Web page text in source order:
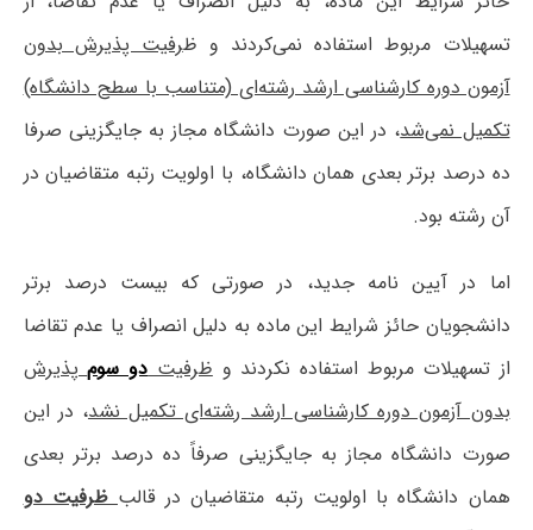
تسهیلات مربوط استفاده نمی‌کردند و ظرفیت پذیرش بدون
آزمون دوره کارشناسی ارشد رشته‌ای (متناسب با سطح دانشگاه)
تکمیل نمی‌شد، در این صورت دانشگاه مجاز به جایگزینی صرفا
ده درصد برتر بعدی همان دانشگاه، با اولویت رتبه متقاضیان در
آن رشته بود.
اما در آیین نامه جدید، در صورتی که بیست درصد برتر
دانشجویان حائز شرایط این ماده به دلیل انصراف یا عدم تقاضا
از تسهیلات مربوط استفاده نکردند وظرفیتدو سومپذیرش
بدون آزمون دوره کارشناسی ارشد رشته‌ای تکمیل نشد، در این
صورت دانشگاه مجاز به جایگزینی صرفاً ده درصد برتر بعدی
همان دانشگاه با اولویت رتبه متقاضیان در قالبظرفیت دو